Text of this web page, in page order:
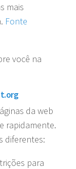
mais
Fonte
você na
da web
rapidamente.
diferentes:
para